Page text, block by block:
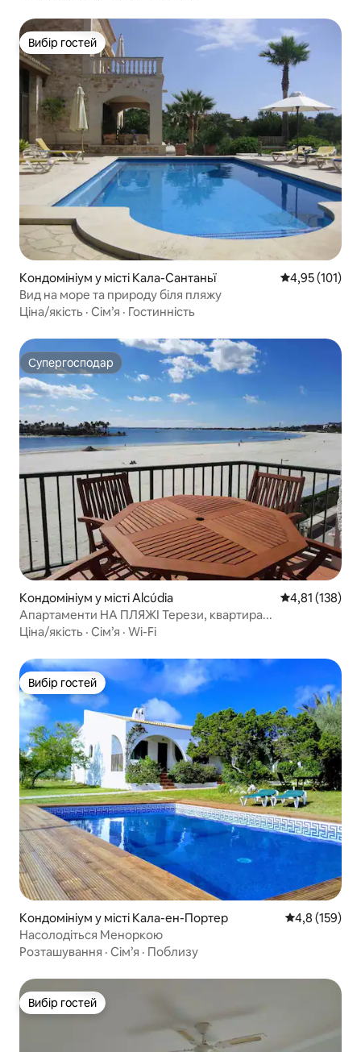
Вибір гостей
Вибір гостей
Кондомініум у місті Кала-Сантаньї Середня
4,95 (101)
Вид на море та природу біля пляжу
Ціна/якість · Сім’я · Гостинність
Супергосподар
Супергосподар
Кондомініум у місті Alcúdia Середня
4,81 (138)
Апартаменти НА ПЛЯЖІ Терези, квартира...
Ціна/якість · Сім’я · Wi-Fi
Вибір гостей
Вибір гостей
Кондомініум у місті Кала-ен-Портер Середня
4,8 (159)
Насолодіться Меноркою
Розташування · Сім’я · Поблизу
Вибір гостей
Вибір гостей